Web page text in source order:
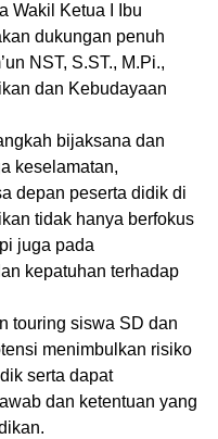
Wakil Ketua I Ibu
dukungan penuh
NST, S.ST., M.Pi.,
dan Kebudayaan
bijaksana dan
keselamatan,
depan peserta didik di
tidak hanya berfokus
juga pada
kepatuhan terhadap
touring siswa SD dan
menimbulkan risiko
serta dapat
dan ketentuan yang